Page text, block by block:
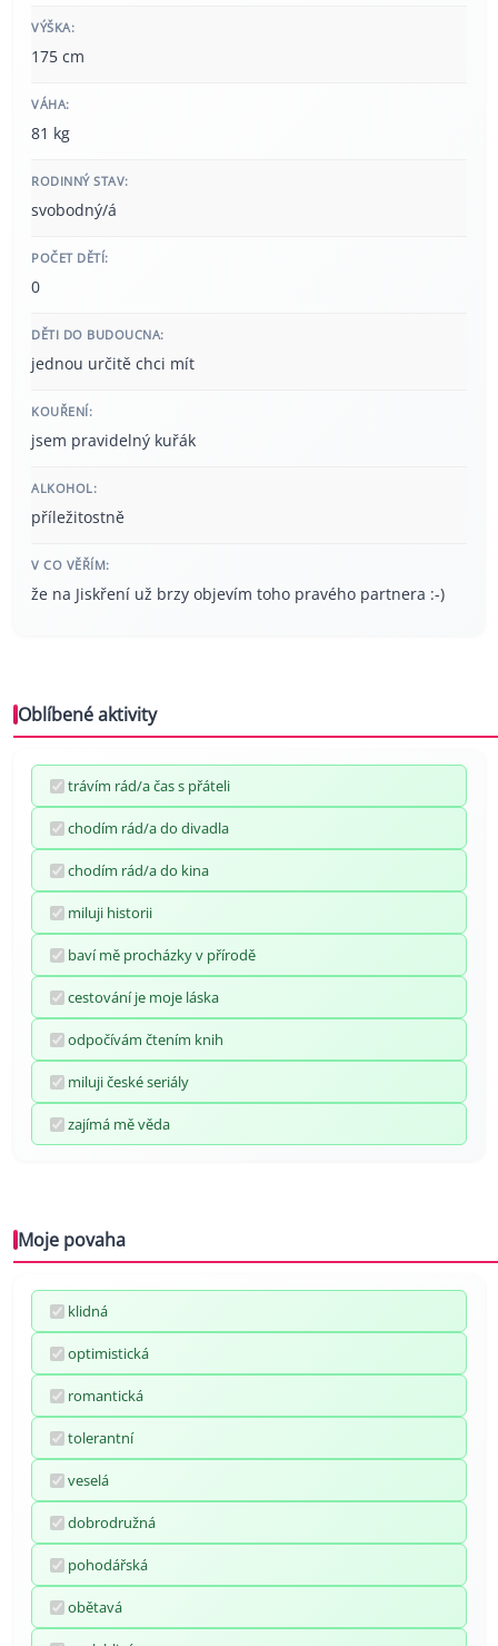
VÝŠKA:
175 cm
VÁHA:
81 kg
RODINNÝ STAV:
svobodný/á
POČET DĚTÍ:
0
DĚTI DO BUDOUCNA:
jednou určitě chci mít
KOUŘENÍ:
jsem pravidelný kuřák
ALKOHOL:
příležitostně
V CO VĚŘÍM:
že na Jiskření už brzy objevím toho pravého partnera :-)
Oblíbené aktivity
trávím rád/a čas s přáteli
chodím rád/a do divadla
chodím rád/a do kina
miluji historii
baví mě procházky v přírodě
cestování je moje láska
odpočívám čtením knih
miluji české seriály
zajímá mě věda
Moje povaha
klidná
optimistická
romantická
tolerantní
veselá
dobrodružná
pohodářská
obětavá